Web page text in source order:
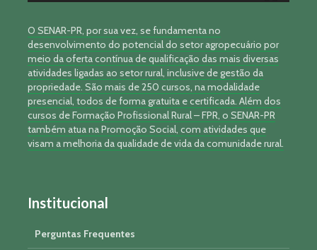
O SENAR-PR, por sua vez, se fundamenta no
desenvolvimento do potencial do setor agropecuário por
meio da oferta contínua de qualificação das mais diversas
atividades ligadas ao setor rural, inclusive de gestão da
propriedade. São mais de 250 cursos, na modalidade
presencial, todos de forma gratuita e certificada. Além dos
cursos de Formação Profissional Rural – FPR, o SENAR-PR
também atua na Promoção Social, com atividades que
visam a melhoria da qualidade de vida da comunidade rural.
Institucional
Perguntas Frequentes